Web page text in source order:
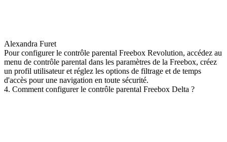
Alexandra Furet
Pour configurer le contrôle parental Freebox Revolution, accédez au
menu de contrôle parental dans les paramètres de la Freebox, créez
un profil utilisateur et réglez les options de filtrage et de temps
d'accès pour une navigation en toute sécurité.
4. Comment configurer le contrôle parental Freebox Delta ?